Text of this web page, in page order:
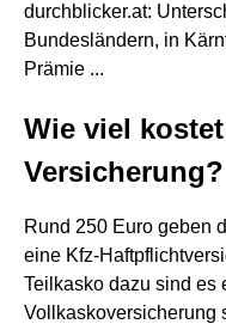
durchblicker.at:
Bundesländern, in
Prämie ...
Wie viel
Versicherung?
Rund 250 Euro geben
eine Kfz-
Teilkasko dazu sind es
Vollkaskoversicherung